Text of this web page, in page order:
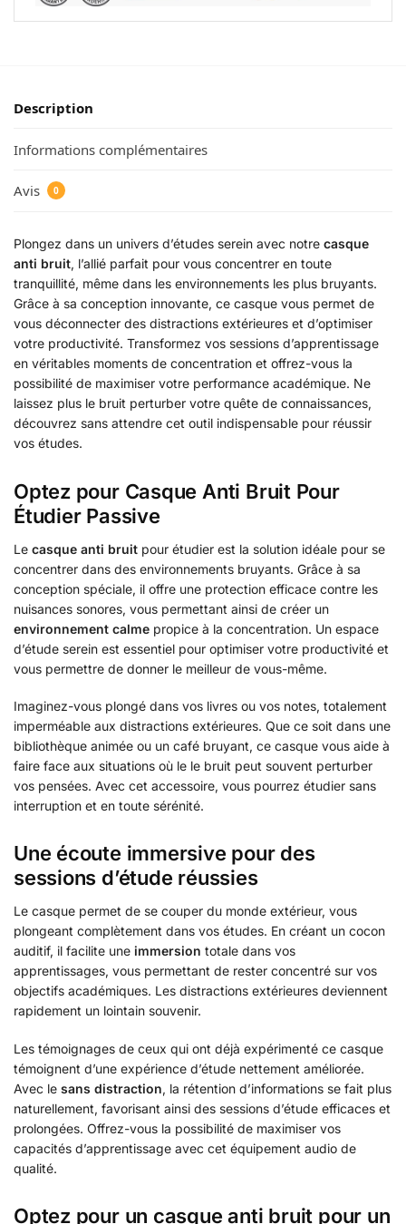
Description
Informations complémentaires
Avis 0
Plongez dans un univers d’études serein avec notre casque
anti bruit, l’allié parfait pour vous concentrer en toute
tranquillité, même dans les environnements les plus bruyants.
Grâce à sa conception innovante, ce casque vous permet de
vous déconnecter des distractions extérieures et d’optimiser
votre productivité. Transformez vos sessions d’apprentissage
en véritables moments de concentration et offrez-vous la
possibilité de maximiser votre performance académique. Ne
laissez plus le bruit perturber votre quête de connaissances,
découvrez sans attendre cet outil indispensable pour réussir
vos études.
Optez pour Casque Anti Bruit Pour
Étudier Passive
Le casque anti bruit pour étudier est la solution idéale pour se
concentrer dans des environnements bruyants. Grâce à sa
conception spéciale, il offre une protection efficace contre les
nuisances sonores, vous permettant ainsi de créer un
environnement calme propice à la concentration. Un espace
d’étude serein est essentiel pour optimiser votre productivité et
vous permettre de donner le meilleur de vous-même.
Imaginez-vous plongé dans vos livres ou vos notes, totalement
imperméable aux distractions extérieures. Que ce soit dans une
bibliothèque animée ou un café bruyant, ce casque vous aide à
faire face aux situations où le le bruit peut souvent perturber
vos pensées. Avec cet accessoire, vous pourrez étudier sans
interruption et en toute sérénité.
Une écoute immersive pour des
sessions d’étude réussies
Le casque permet de se couper du monde extérieur, vous
plongeant complètement dans vos études. En créant un cocon
auditif, il facilite une immersion totale dans vos
apprentissages, vous permettant de rester concentré sur vos
objectifs académiques. Les distractions extérieures deviennent
rapidement un lointain souvenir.
Les témoignages de ceux qui ont déjà expérimenté ce casque
témoignent d’une expérience d’étude nettement améliorée.
Avec le sans distraction, la rétention d’informations se fait plus
naturellement, favorisant ainsi des sessions d’étude efficaces et
prolongées. Offrez-vous la possibilité de maximiser vos
capacités d’apprentissage avec cet équipement audio de
qualité.
Optez pour un casque anti bruit pour un